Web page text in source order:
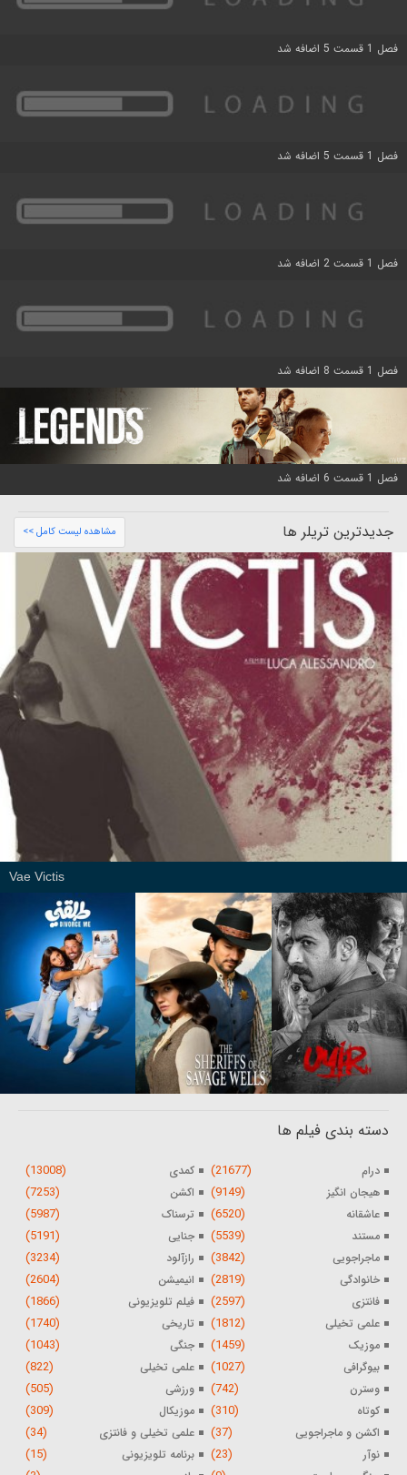
فصل 1 قسمت 5 اضافه شد
فصل 1 قسمت 5 اضافه شد
فصل 1 قسمت 2 اضافه شد
فصل 1 قسمت 8 اضافه شد
فصل 1 قسمت 6 اضافه شد
جدیدترین تریلر ها مشاهده لیست کامل >>
Vae Victis
دسته بندی فیلم ها
درام (21677) کمدی (13008)
هیجان انگیز (9149) اکشن (7253)
عاشقانه (6520) ترسناک (5987)
مستند (5539) جنایی (5191)
ماجراجویی (3842) رازآلود (3234)
خانوادگی (2819) انیمیشن (2604)
فانتزی (2597) فیلم تلویزیونی (1866)
علمی تخیلی (1812) تاریخی (1740)
موزیک (1459) جنگی (1043)
بیوگرافی (1027) علمی تخیلی (822)
وسترن (742) ورزشی (505)
کوتاه (310) موزیکال (309)
اکشن و ماجراجویی (37) علمی تخیلی و فانتزی (34)
نوآر (23) برنامه تلویزیونی (15)